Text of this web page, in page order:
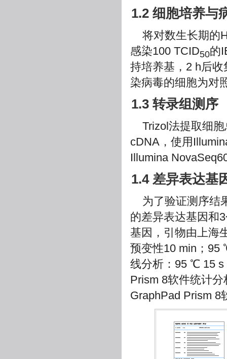
1.2 细胞培养与
将对数生长期的
感染100 TCID50的
持培养基，2 h后
染病毒的细胞为对
1.3 转录组测序
Trizol法提取细
cDNA，使用
Illumina
1.4 差异表达基
为了验证测序结
的差异表达基因和
基因，引物由上海
预变性10 min；95
线分析：95 ℃ 15
Prism 8软件统计
GraphPad Prism 8